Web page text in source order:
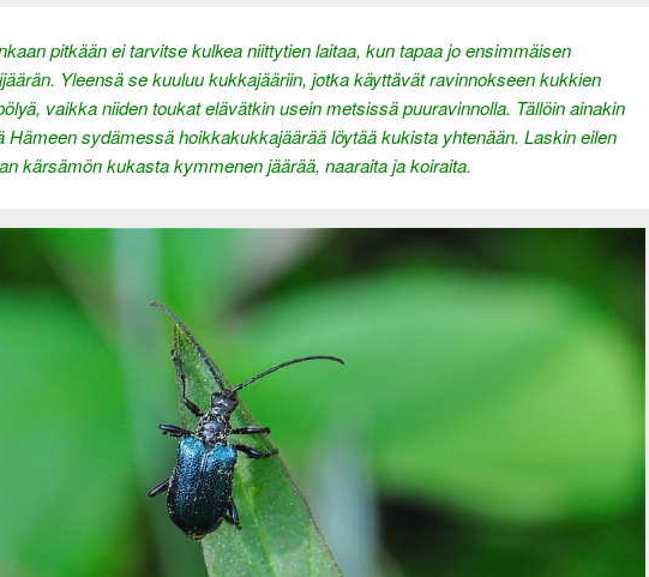
pitkään ei tarvitse kulkea niittytien laitaa, kun tapaa jo ensimmäisen
Yleensä se kuuluu kukkajääriin, jotka käyttävät ravinnokseen kukkien
vaikka niiden toukat elävätkin usein metsissä puuravinnolla. Tällöin ainakin
Hämeen sydämessä hoikkakukkajäärää löytää kukista yhtenään. Laskin eilen
kärsämön kukasta kymmenen jäärää, naaraita ja koiraita.